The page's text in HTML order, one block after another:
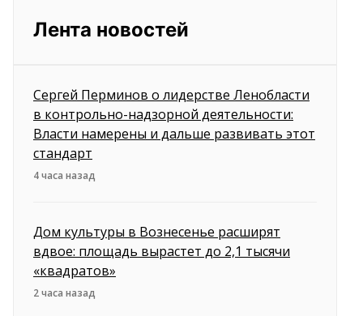
Лента новостей
Сергей Перминов о лидерстве Ленобласти
в контрольно-надзорной деятельности:
Власти намерены и дальше развивать этот
стандарт
4 часа назад
Дом культуры в Вознесенье расширят
вдвое: площадь вырастет до 2,1 тысячи
«квадратов»
2 часа назад